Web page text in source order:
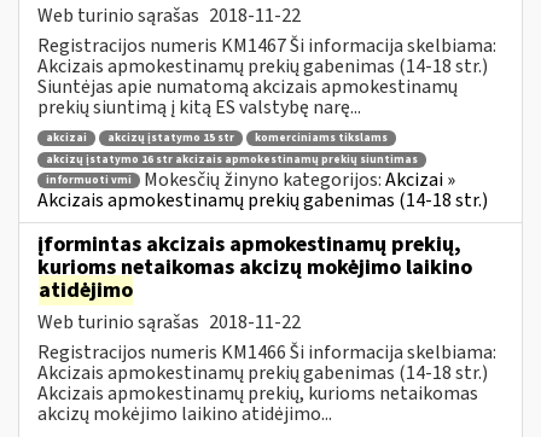
Web turinio sąrašas 2018-11-22
Registracijos numeris KM1467 Ši informacija skelbiama:
Akcizais apmokestinamų prekių gabenimas (14-18 str.)
Siuntėjas apie numatomą akcizais apmokestinamų
prekių siuntimą į kitą ES valstybę narę...
akcizai akcizų įstatymo 15 str
komerciniams tikslams
akcizų įstatymo 16 str akcizais apmokestinamų prekių siuntimas
informuoti vmi
Mokesčių žinyno kategorijos:Akcizai »
Akcizais apmokestinamų prekių gabenimas (14-18 str.)
įformintas akcizais apmokestinamų prekių,
kurioms netaikomas akcizų mokėjimo laikino
atidėjimo
Web turinio sąrašas 2018-11-22
Registracijos numeris KM1466 Ši informacija skelbiama:
Akcizais apmokestinamų prekių gabenimas (14-18 str.)
Akcizais apmokestinamų prekių, kurioms netaikomas
akcizų mokėjimo laikino atidėjimo...